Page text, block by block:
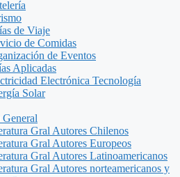
de Viaje
de Comidas
de Eventos
Aplicadas
Electrónica Tecnología
Solar
Gral Autores Chilenos
Gral Autores Europeos
Gral Autores Latinoamericanos
Gral Autores norteamericanos y